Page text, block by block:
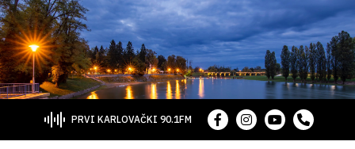
PRVI KARLOVAČKI 90.1FM